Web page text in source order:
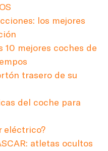
los mejores
10 mejores coches de
trasero de su
del coche para
eléctrico?
atletas ocultos